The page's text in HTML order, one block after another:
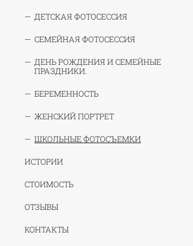
ДЕТСКАЯ ФОТОСЕССИЯ
СЕМЕЙНАЯ ФОТОСЕССИЯ
ДЕНЬ РОЖДЕНИЯ И СЕМЕЙНЫЕ
ПРАЗДНИКИ.
БЕРЕМЕННОСТЬ
ЖЕНСКИЙ ПОРТРЕТ
ШКОЛЬНЫЕ ФОТОСЪЕМКИ
ИСТОРИИ
СТОИМОСТЬ
ОТЗЫВЫ
КОНТАКТЫ